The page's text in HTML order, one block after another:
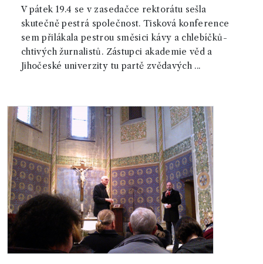
V pátek 19.4 se v zasedačce rektorátu sešla
skutečně pestrá společnost. Tisková konference
sem přilákala pestrou směsici kávy a chlebíčků-
chtivých žurnalistů. Zástupci akademie věd a
Jihočeské univerzity tu partě zvědavých ...